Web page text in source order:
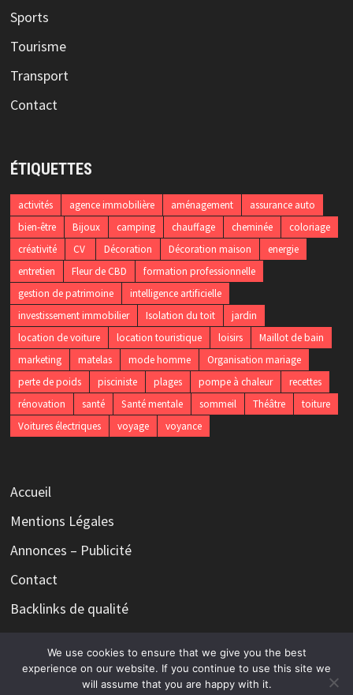
Sports
Tourisme
Transport
Contact
ÉTIQUETTES
activités agence immobilière aménagement
assurance auto
bien-être
Bijoux camping chauffage cheminée
coloriage
créativité
CV Décoration Décoration maison
energie
entretien
Fleur de CBD
formation professionnelle
gestion de patrimoine
intelligence artificielle
investissement immobilier
Isolation du toit
jardin
location de voiture
location touristique loisirs
Maillot de bain
marketing
matelas mode homme
Organisation mariage
perte de poids
pisciniste plages pompe à chaleur
recettes
rénovation
santé Santé mentale sommeil Théâtre
toiture
Voitures électriques
voyage voyance
Accueil
Mentions Légales
Annonces – Publicité
Contact
Backlinks de qualité
Copyright © 2026Le magazine qui n'a rien à dire mais tout à
We use cookies to ensure that we give you the best
experience on our website. If you continue to use this site we
will assume that you are happy with it.